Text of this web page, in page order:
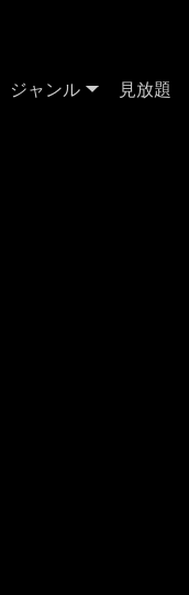
ジャンル 見放題